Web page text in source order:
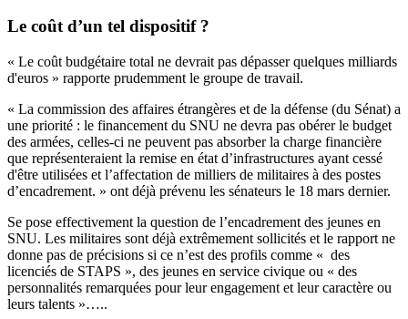
Le coût d’un tel dispositif ?
« Le coût budgétaire total ne devrait pas dépasser quelques milliards
d'euros » rapporte prudemment le groupe de travail.
« La commission des affaires étrangères et de la défense (du Sénat) a
une priorité : le financement du SNU ne devra pas obérer le budget
des armées, celles-ci ne peuvent pas absorber la charge financière
que représenteraient la remise en état d’infrastructures ayant cessé
d'être utilisées et l’affectation de milliers de militaires à des postes
d’encadrement. » ont déjà prévenu les sénateurs le 18 mars dernier.
Se pose effectivement la question de l’encadrement des jeunes en
SNU. Les militaires sont déjà extrêmement sollicités et le rapport ne
donne pas de précisions si ce n’est des profils comme « des
licenciés de STAPS », des jeunes en service civique ou « des
personnalités remarquées pour leur engagement et leur caractère ou
leurs talents »…..